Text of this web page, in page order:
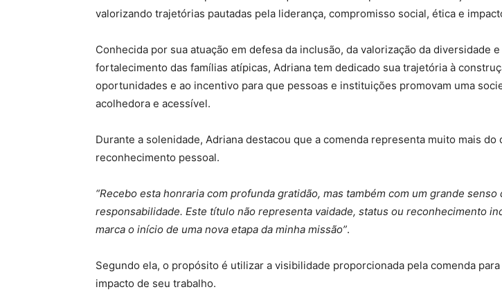
valorizando trajetórias pautadas pela liderança, compromisso social, ética e
Conhecida por sua atuação em defesa da inclusão, da valorização da diversidade e
fortalecimento das famílias atípicas, Adriana tem dedicado sua trajetória à
oportunidades e ao incentivo para que pessoas e instituições promovam uma
acolhedora e acessível.
Durante a solenidade, Adriana destacou que a comenda representa muito mais do
reconhecimento pessoal.
“Recebo esta honraria com profunda gratidão, mas também com um grande senso
responsabilidade. Este título não representa vaidade, status ou reconhecimento
marca o início de uma nova etapa da minha missão”.
Segundo ela, o propósito é utilizar a visibilidade proporcionada pela comenda para
impacto de seu trabalho.